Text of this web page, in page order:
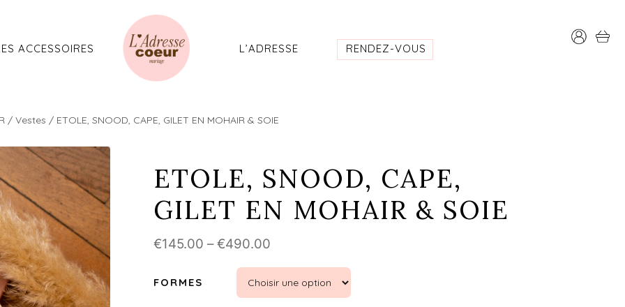
contenu
ACCESSOIRES L’ADRESSE RENDEZ-VOUS
/Vestes / ETOLE, SNOOD, CAPE, GILET EN MOHAIR & SOIE
ETOLE, SNOOD, CAPE,
GILET EN MOHAIR & SOIE
€145.00 –€490.00
FORMES